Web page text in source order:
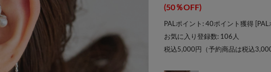
(50％OFF)
PALポイント: 40ポイント獲得 [
お気に入り登録数: 106 人
税込5,000円（予約商品は税込